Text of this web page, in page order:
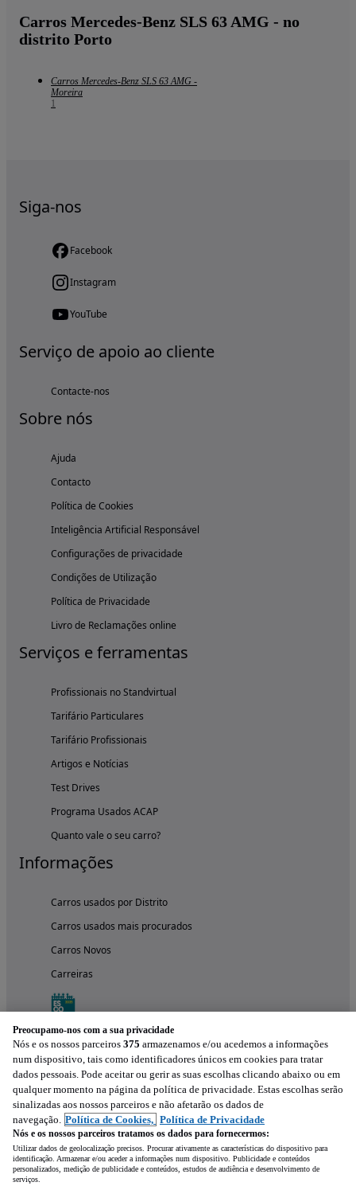
Carros Mercedes-Benz SLS 63 AMG - no
distrito Porto
Carros Mercedes-Benz SLS 63 AMG -
Moreira
1
Siga-nos
Facebook
Instagram
YouTube
Serviço de apoio ao cliente
Contacte-nos
Sobre nós
Ajuda
Contacto
Política de Cookies
Inteligência Artificial Responsável
Configurações de privacidade
Condições de Utilização
Política de Privacidade
Livro de Reclamações online
Serviços e ferramentas
Profissionais no Standvirtual
Tarifário Particulares
Tarifário Profissionais
Artigos e Notícias
Test Drives
Programa Usados ACAP
Quanto vale o seu carro?
Informações
Carros usados por Distrito
Carros usados mais procurados
Carros Novos
Carreiras
Experimenta a aplicação
Preocupamo-nos com a sua privacidade
Nós e os nossos parceiros 375 armazenamos e/ou acedemos a informações
num dispositivo, tais como identificadores únicos em cookies para tratar
dados pessoais. Pode aceitar ou gerir as suas escolhas clicando abaixo ou em
qualquer momento na página da política de privacidade. Estas escolhas serão
sinalizadas aos nossos parceiros e não afetarão os dados de
navegação. Política de Cookies, Política de Privacidade
Nós e os nossos parceiros tratamos os dados para fornecermos:
Utilizar dados de geolocalização precisos. Procurar ativamente as características do dispositivo para
identificação. Armazenar e/ou aceder a informações num dispositivo. Publicidade e conteúdos
personalizados, medição de publicidade e conteúdos, estudos de audiência e desenvolvimento de
serviços.